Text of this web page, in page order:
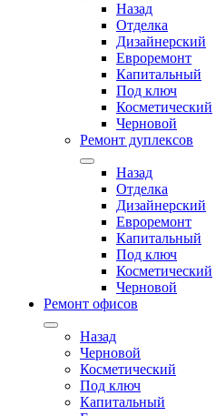
Назад
Отделка
Дизайнерский
Евроремонт
Капитальный
Под ключ
Косметический
Черновой
Ремонт дуплексов
Назад
Отделка
Дизайнерский
Евроремонт
Капитальный
Под ключ
Косметический
Черновой
Ремонт офисов
Назад
Черновой
Косметический
Под ключ
Капитальный